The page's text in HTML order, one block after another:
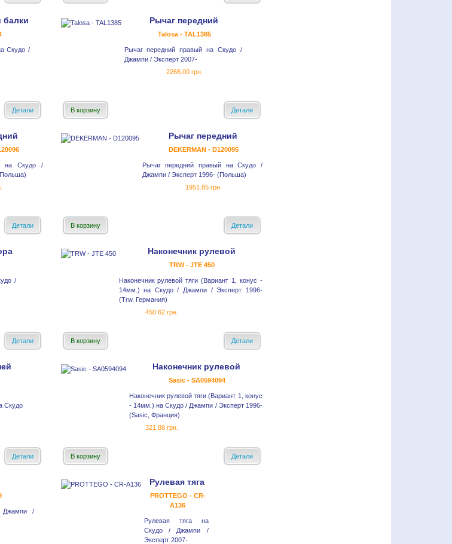
балки
Скудо /
Детали
Рычаг передний
Talosa - TAL1385
Рычаг передний правый на Скудо /
Джампи / Эксперт 2007-
2266.00 грн.
В корзину Детали
на Скудо /
Детали
Рычаг передний
DEKERMAN - D120095
Рычаг передний правый на Скудо /
Джампи / Эксперт 1996- (Польша)
1951.85 грн.
В корзину Детали
/
Детали
Наконечник рулевой
TRW - JTE 450
Наконечник рулевой тяги (Вариант 1, конус -
14мм.) на Скудо / Джампи / Эксперт 1996-
(Trw, Германия)
450.62 грн.
В корзину Детали
Скудо
Детали
Наконечник рулевой
Sasic - SA0594094
Наконечник рулевой тяги (Вариант 1, конус
- 14мм.) на Скудо / Джампи / Эксперт 1996-
(Sasic, Франция)
321.88 грн.
В корзину Детали
Джампи /
Рулевая тяга
PROTTEGO - CR-
A136
Рулевая тяга на
Скудо / Джампи /
Эксперт 2007-